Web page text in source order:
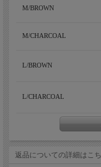
襟・前立てや袖・裾を
カーディガンを長袖タ
イージーケアで綺麗
M/BROWN
M/CHARCOAL
L/BROWN
L/CHARCOAL
返品についての詳細はこ